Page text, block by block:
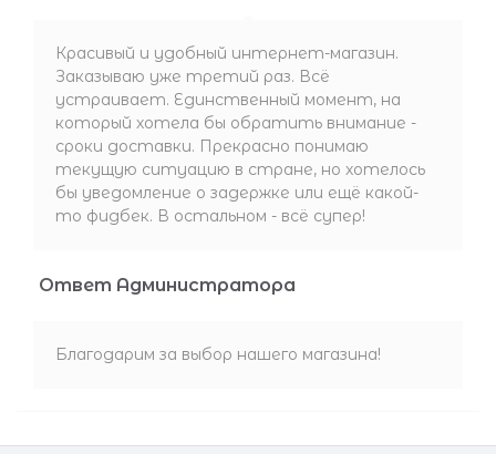
Красивый и удобный интернет-магазин.
Заказываю уже третий раз. Всё
устраивает. Единственный момент, на
который хотела бы обратить внимание -
сроки доставки. Прекрасно понимаю
текущую ситуацию в стране, но хотелось
бы уведомление о задержке или ещё какой-
то фидбек. В остальном - всё супер!
Ответ Администратора
Благодарим за выбор нашего магазина!